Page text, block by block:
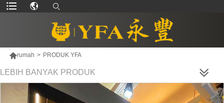
rumah > PRODUK YFA
LEBIH BANYAK PRODUK